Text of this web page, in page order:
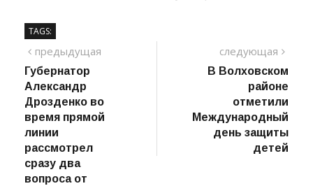
Фото: Волховский бизнес-инкубатор
TAGS:
Навигация
по
записям
предыдущая
Губернатор
Александр
Дрозденко во
время прямой
линии
рассмотрел
следующая
В Волховском
районе
отметили
Международный